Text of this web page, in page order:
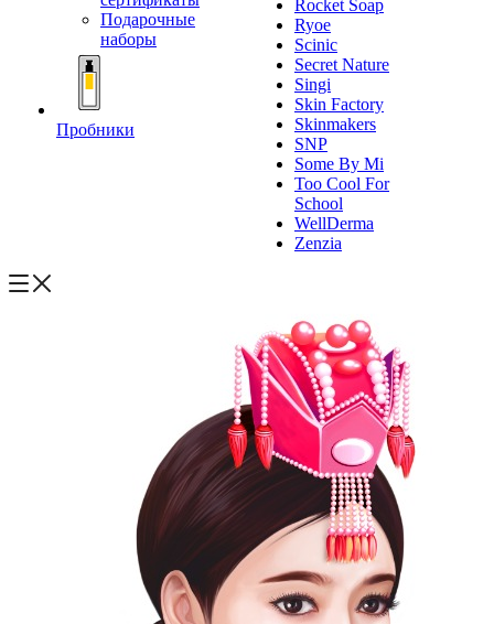
Подарочные
наборы
Пробники
Rocket Soap
Ryoe
Scinic
Secret Nature
Singi
Skin Factory
Skinmakers
SNP
Some By Mi
Too Cool For
School
WellDerma
Zenzia